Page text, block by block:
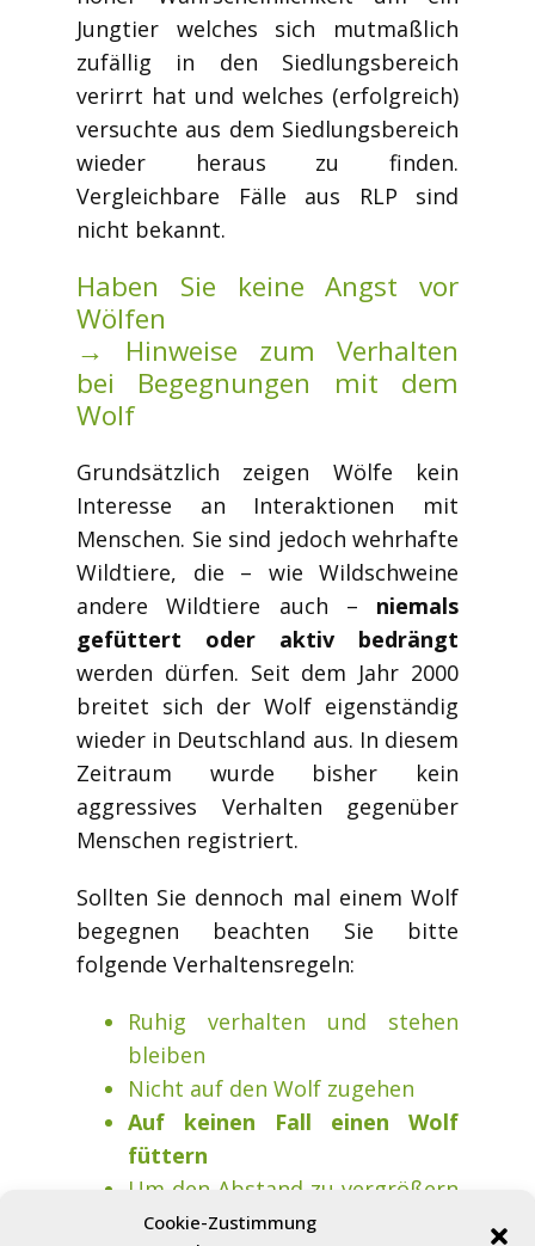
Cookie-Zustimmung
Jungtier welches sich mutmaßlich
zufällig in den Siedlungsbereich
verirrt hat und welches (erfolgreich)
versuchte aus dem Siedlungsbereich
wieder heraus zu finden.
Vergleichbare Fälle aus RLP sind
nicht bekannt.
Haben Sie keine Angst vor
Wölfen
→ Hinweise zum Verhalten
bei Begegnungen mit dem
Wolf
Grundsätzlich zeigen Wölfe kein
Interesse an Interaktionen mit
Menschen. Sie sind jedoch wehrhafte
Wildtiere, die – wie Wildschweine
andere Wildtiere auch – niemals
gefüttert oder aktiv bedrängt
werden dürfen. Seit dem Jahr 2000
breitet sich der Wolf eigenständig
wieder in Deutschland aus. In diesem
Zeitraum wurde bisher kein
aggressives Verhalten gegenüber
Menschen registriert.
Sollten Sie dennoch mal einem Wolf
begegnen beachten Sie bitte
folgende Verhaltensregeln:
Ruhig verhalten und stehen
bleiben
Nicht auf den Wolf zugehen
Auf keinen Fall einen Wolf
füttern
Um den Abstand zu vergrößern
können Sie sich langsam